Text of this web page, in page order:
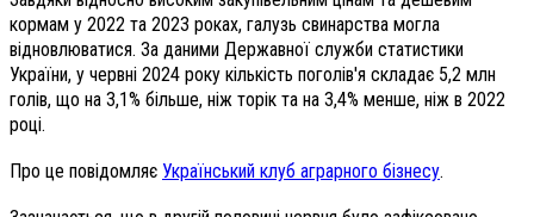
кормам у 2022 та 2023 роках, галузь свинарства могла
відновлюватися. За даними Державної служби статистики
України, у червні 2024 року кількість поголів'я складає 5,2 млн
голів, що на 3,1% більше, ніж торік та на 3,4% менше, ніж в 2022
році.
Про це повідомляє Український клуб аграрного бізнесу.